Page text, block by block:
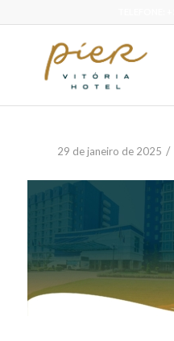
29 de janeiro de 2025 /